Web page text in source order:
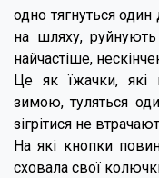
одно тягнуться
на шляху,
найчастіше,
Це як їжачки, які
зимою, туляться
зігрітися не
На які кнопки
сховала свої